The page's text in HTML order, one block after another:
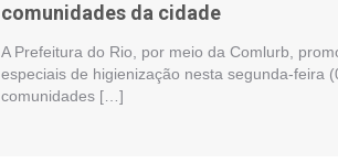
comunidades da cidade
A Prefeitura do Rio, por meio da Comlurb,
especiais de higienização nesta segunda-feira
comunidades […]